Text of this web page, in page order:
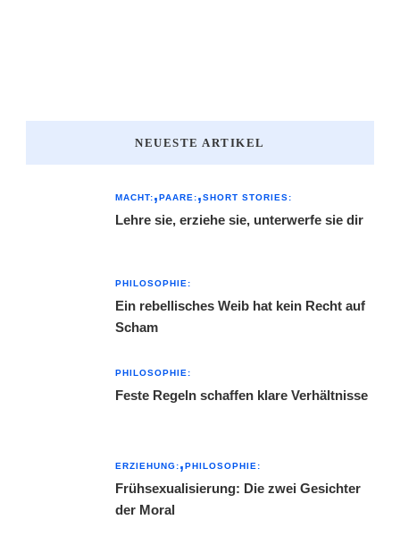
NEUESTE ARTIKEL
MACHT: PAARE: SHORT STORIES:
Lehre sie, erziehe sie, unterwerfe sie dir
PHILOSOPHIE:
Ein rebellisches Weib hat kein Recht auf
Scham
PHILOSOPHIE:
Feste Regeln schaffen klare Verhältnisse
ERZIEHUNG: PHILOSOPHIE:
Frühsexualisierung: Die zwei Gesichter
der Moral